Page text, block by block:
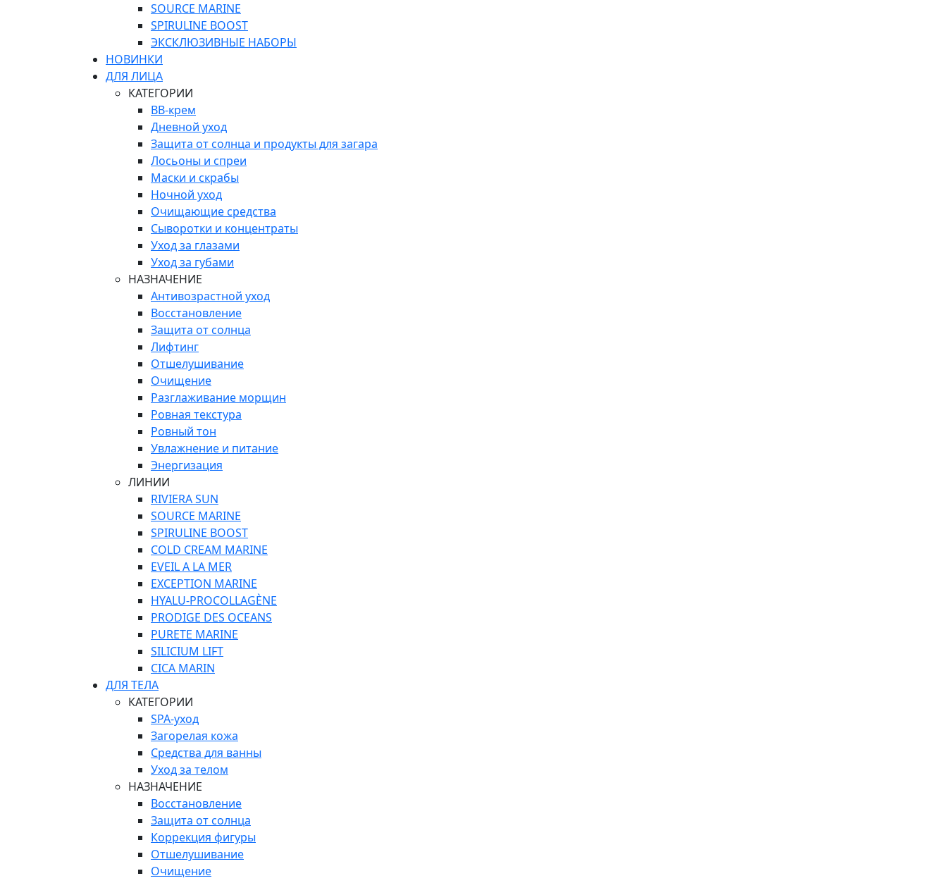
SOURCE MARINE
SPIRULINE BOOST
ЭКСКЛЮЗИВНЫЕ НАБОРЫ
НОВИНКИ
ДЛЯ ЛИЦА
КАТЕГОРИИ
ВВ-крем
Дневной уход
Защита от солнца и продукты для загара
Лосьоны и спреи
Маски и скрабы
Ночной уход
Очищающие средства
Сыворотки и концентраты
Уход за глазами
Уход за губами
НАЗНАЧЕНИЕ
Антивозрастной уход
Восстановление
Защита от солнца
Лифтинг
Отшелушивание
Очищение
Разглаживание морщин
Ровная текстура
Ровный тон
Увлажнение и питание
Энергизация
ЛИНИИ
RIVIERA SUN
SOURCE MARINE
SPIRULINE BOOST
COLD CREAM MARINE
EVEIL A LA MER
EXCEPTION MARINE
HYALU-PROCOLLAGÈNE
PRODIGE DES OCEANS
PURETE MARINE
SILICIUM LIFT
СICA MARIN
ДЛЯ ТЕЛА
КАТЕГОРИИ
SPA-уход
Загорелая кожа
Средства для ванны
Уход за телом
НАЗНАЧЕНИЕ
Восстановление
Защита от солнца
Коррекция фигуры
Отшелушивание
Очищение